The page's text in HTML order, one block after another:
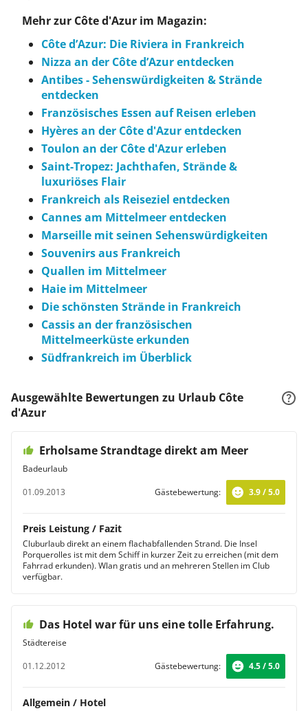
Mehr zur Côte d'Azur im Magazin:
Côte d’Azur: Die Riviera in Frankreich
Nizza an der Côte d’Azur entdecken
Antibes - Sehenswürdigkeiten & Strände
entdecken
Französisches Essen auf Reisen erleben
Hyères an der Côte d'Azur entdecken
Toulon an der Côte d'Azur erleben
Saint-Tropez: Jachthafen, Strände &
luxuriöses Flair
Frankreich als Reiseziel entdecken
Cannes am Mittelmeer entdecken
Marseille mit seinen Sehenswürdigkeiten
Souvenirs aus Frankreich
Quallen im Mittelmeer
Haie im Mittelmeer
Die schönsten Strände in Frankreich
Cassis an der französischen
Mittelmeerküste erkunden
Südfrankreich im Überblick
Ausgewählte Bewertungen zu Urlaub Côte
d'Azur
Erholsame Strandtage direkt am Meer
Badeurlaub
01.09.2013
Gästebewertung: 3.9 / 5.0
Preis Leistung / Fazit
Cluburlaub direkt an einem flachabfallenden Strand. Die Insel
Porquerolles ist mit dem Schiff in kurzer Zeit zu erreichen (mit dem
Fahrrad erkunden). Wlan gratis und an mehreren Stellen im Club
verfügbar.
Das Hotel war für uns eine tolle Erfahrung.
Städtereise
01.12.2012
Gästebewertung: 4.5 / 5.0
Allgemein / Hotel